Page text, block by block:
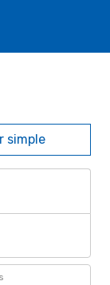
simple